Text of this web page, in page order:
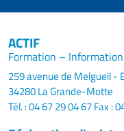
ACTIF
Formation –
259 avenue de Melgueil -
34280 La Grande-Motte
Tél. : 04 67 29 04 67Fax :